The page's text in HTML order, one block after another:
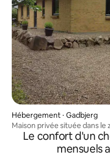
Hébergement ⋅ Gadbjerg
Maison privée située dans le
Le confort d'un
mensuels